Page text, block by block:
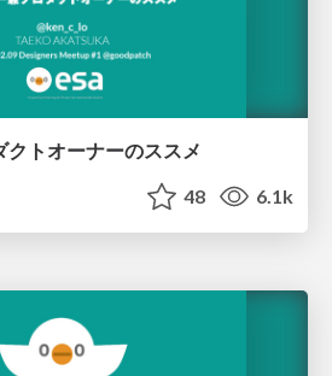
クトオーナーのススメ
48 6.1k